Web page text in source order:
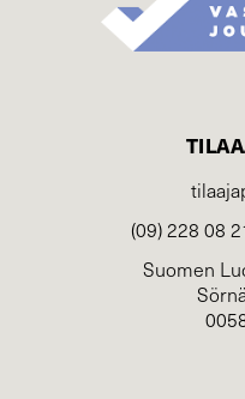
(09) 228 08
Suomen